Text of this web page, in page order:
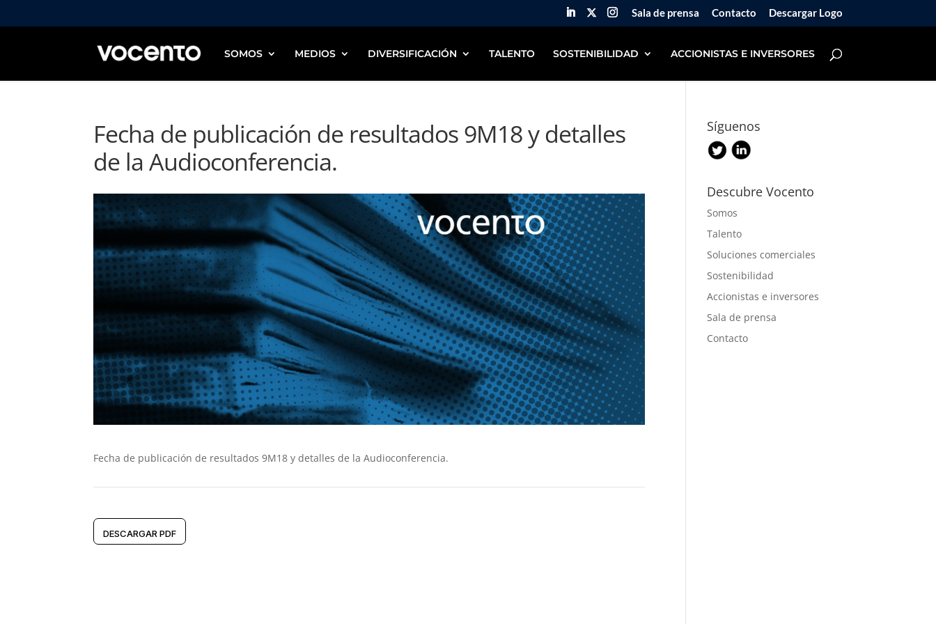
Sala de prensa Contacto Descargar Logo
SOMOS MEDIOS DIVERSIFICACIÓN TALENTO SOSTENIBILIDAD ACCIONISTAS E INVERSORES
Fecha de publicación de resultados 9M18 y detalles
de la Audioconferencia.
Fecha de publicación de resultados 9M18 y detalles de la Audioconferencia.
DESCARGAR PDF
Síguenos
Descubre Vocento
Somos
Talento
Soluciones comerciales
Sostenibilidad
Accionistas e inversores
Sala de prensa
Contacto